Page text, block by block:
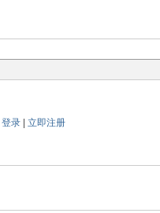
登录| 立即注册